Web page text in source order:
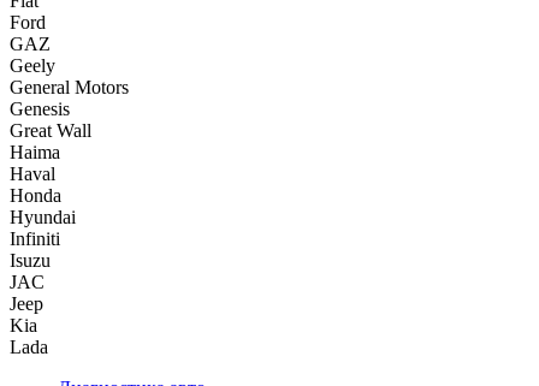
Ford
GAZ
Geely
General Motors
Genesis
Great Wall
Haima
Haval
Honda
Hyundai
Infiniti
Isuzu
JAC
Jeep
Kia
Lada